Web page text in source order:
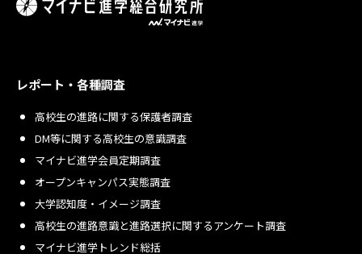
レポート・各種調査
高校生の進路に関する保護者調査
DM等に関する高校生の意識調査
マイナビ進学会員定期調査
オープンキャンパス実態調査
大学認知度・イメージ調査
高校生の進路意識と進路選択に関するアンケート調査
マイナビ進学トレンド総括